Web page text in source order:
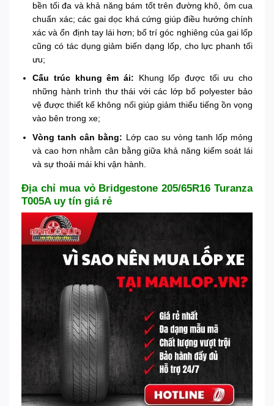
bền tối đa và khả năng bám tốt trên đường khô, ôm cua
chuẩn xác; các gai dọc khá cứng giúp điều hướng chính
xác và ổn định tay lái hơn; bố trí góc nghiêng của gai lốp
cũng có tác dụng giảm biến dạng lốp, cho lực phanh tối
ưu;
Cấu trúc khung êm ái: Khung lốp được tối ưu cho
những hành trình thư thái với các lớp bố polyester bảo
vệ được thiết kế không nối giúp giảm thiểu tiếng ồn vọng
vào bên trong xe;
Vòng tanh cân bằng: Lớp cao su vòng tanh lốp mỏng
và cao hơn nhằm cân bằng giữa khả năng kiểm soát lái
và sự thoải mái khi vận hành.
Địa chỉ mua vỏ Bridgestone 205/65R16 Turanza
T005A uy tín giá rẻ